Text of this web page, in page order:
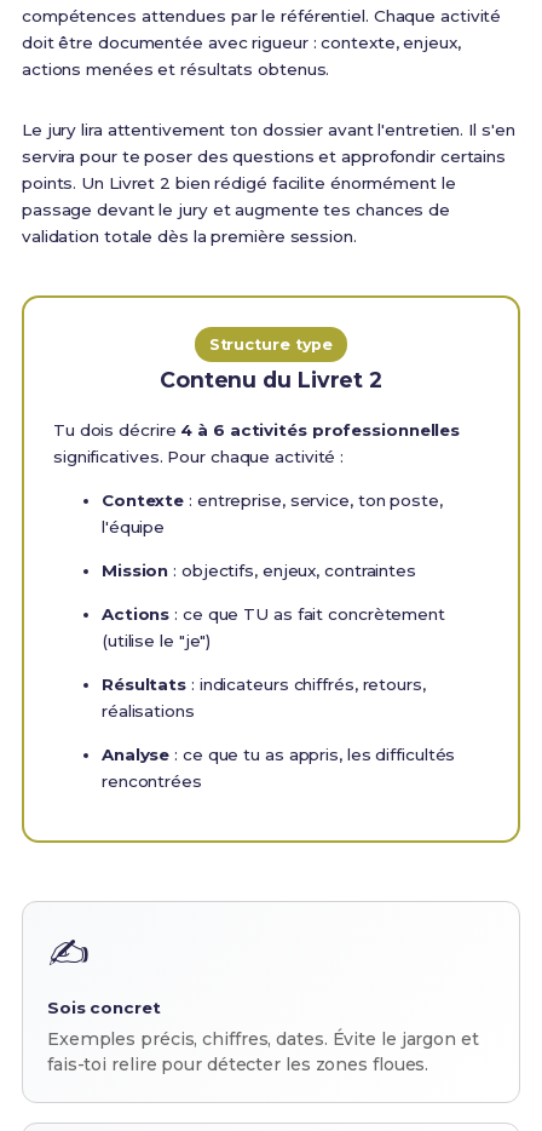
compétences attendues par le référentiel. Chaque activité
doit être documentée avec rigueur : contexte, enjeux,
actions menées et résultats obtenus.
Le jury lira attentivement ton dossier avant l'entretien. Il s'en
servira pour te poser des questions et approfondir certains
points. Un Livret 2 bien rédigé facilite énormément le
passage devant le jury et augmente tes chances de
validation totale dès la première session.
Structure type
Contenu du Livret 2
Tu dois décrire 4 à 6 activités professionnelles
significatives. Pour chaque activité :
Contexte : entreprise, service, ton poste,
l'équipe
Mission : objectifs, enjeux, contraintes
Actions : ce que TU as fait concrètement
(utilise le "je")
Résultats : indicateurs chiffrés, retours,
réalisations
Analyse : ce que tu as appris, les difficultés
rencontrées
✍️
Sois concret
Exemples précis, chiffres, dates. Évite le jargon et
fais-toi relire pour détecter les zones floues.